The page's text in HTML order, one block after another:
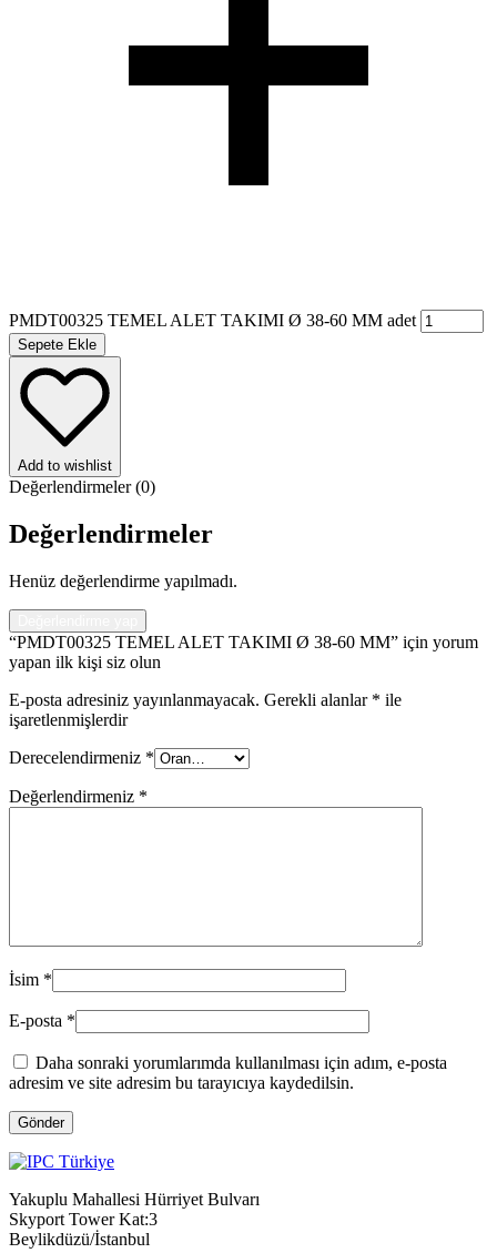
PMDT00325 TEMEL ALET TAKIMI Ø 38-60 MM adet
Sepete Ekle
Add to wishlist
Değerlendirmeler (0)
Değerlendirmeler
Henüz değerlendirme yapılmadı.
“PMDT00325 TEMEL ALET TAKIMI Ø 38-60 MM” için yorum
yapan ilk kişi siz olun
E-posta adresiniz yayınlanmayacak. Gerekli alanlar * ile
işaretlenmişlerdir
Derecelendirmeniz *
Değerlendirmeniz *
İsim *
E-posta *
Daha sonraki yorumlarımda kullanılması için adım, e-posta
adresim ve site adresim bu tarayıcıya kaydedilsin.
Gönder
Yakuplu Mahallesi Hürriyet Bulvarı
Skyport Tower Kat:3
Beylikdüzü/İstanbul